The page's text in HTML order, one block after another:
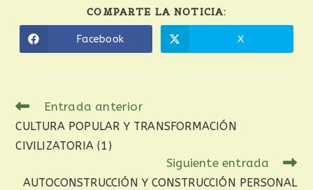
COMPARTE LA NOTICIA:
Facebook X
Entrada anterior
CULTURA POPULAR Y TRANSFORMACIÓN
CIVILIZATORIA (1)
Siguiente entrada
AUTOCONSTRUCCIÓN Y CONSTRUCCIÓN PERSONAL